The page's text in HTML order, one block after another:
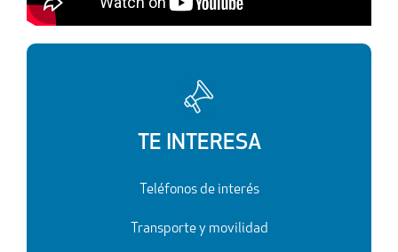
TE INTERESA
Teléfonos de interés
Transporte y movilidad